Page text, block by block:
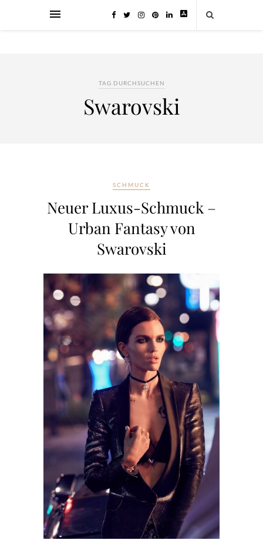
TAG DURCHSUCHEN
Swarovski
SCHMUCK
Neuer Luxus-Schmuck –
Urban Fantasy von
Swarovski